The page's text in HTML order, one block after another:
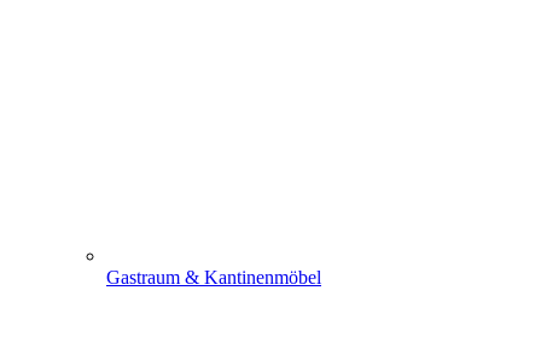
Gastraum & Kantinenmöbel